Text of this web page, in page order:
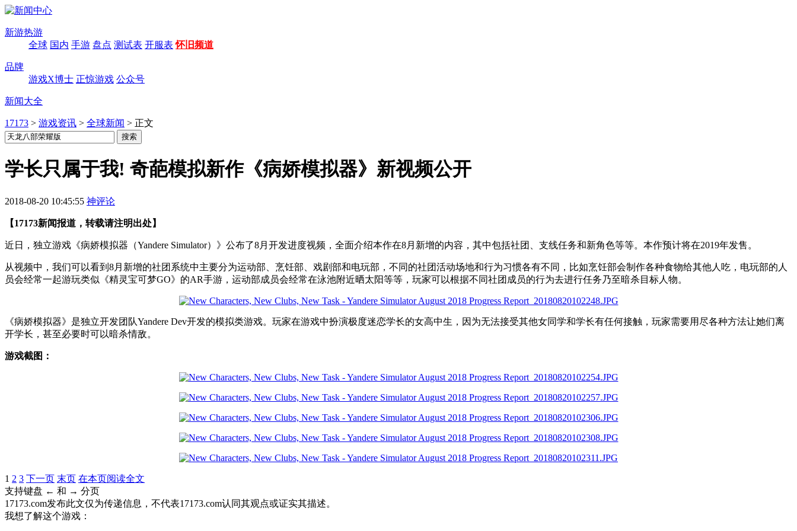
新游热游
全球 国内 手游 盘点 测试表 开服表 怀旧频道
品牌
游戏X博士 正惊游戏 公众号
新闻大全
17173 > 游戏资讯 > 全球新闻 > 正文
学长只属于我! 奇葩模拟新作《病娇模拟器》新视频公开
2018-08-20 10:45:55 神评论
【17173新闻报道，转载请注明出处】
近日，独立游戏《病娇模拟器（Yandere Simulator）》公布了8月开发进度视频，全面介绍本作在8月新增的内容，其中包括社团、支线任务和新角色等等。本作预计将在2019年发售。
从视频中，我们可以看到8月新增的社团系统中主要分为运动部、烹饪部、戏剧部和电玩部，不同的社团活动场地和行为习惯各有不同，比如烹饪部会制作各种食物给其他人吃，电玩部的人
员会经常一起游玩类似《精灵宝可梦GO》的AR手游，运动部成员会经常在泳池附近晒太阳等等，玩家可以根据不同社团成员的行为去进行任务乃至暗杀目标人物。
《病娇模拟器》是独立开发团队Yandere Dev开发的模拟类游戏。玩家在游戏中扮演极度迷恋学长的女高中生，因为无法接受其他女同学和学长有任何接触，玩家需要用尽各种方法让她们离
开学长，甚至必要时可以暗杀情敌。
游戏截图：
1 2 3 下一页 末页 在本页阅读全文
支持键盘 ← 和 → 分页
17173.com发布此文仅为传递信息，不代表17173.com认同其观点或证实其描述。
我想了解这个游戏：